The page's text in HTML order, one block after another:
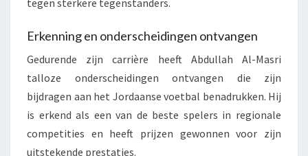
tegen sterkere tegenstanders.
Erkenning en onderscheidingen ontvangen
Gedurende zijn carrière heeft Abdullah Al-Masri
talloze onderscheidingen ontvangen die zijn
bijdragen aan het Jordaanse voetbal benadrukken. Hij
is erkend als een van de beste spelers in regionale
competities en heeft prijzen gewonnen voor zijn
uitstekende prestaties.